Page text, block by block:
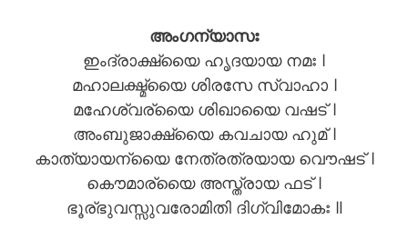
അംഗന്യാസഃ
ഇംദ്രാക്ഷ്യൈ ഹൃദയായ നമഃ ।
മഹാലക്ഷ്മ്യൈ ശിരസേ സ്വാഹാ ।
മഹേശ്വര്യൈ ശിഖായൈ വഷട് ।
അംബുജാക്ഷ്യൈ കവചായ ഹുമ് ।
കാത്യായന്യൈ നേത്രത്രയായ വൌഷട് ।
കൌമാര്യൈ അസ്ത്രായ ഫട് ।
ഭൂര്ഭുവസ്സുവരോമിതി ദിഗ്വിമോകഃ ॥